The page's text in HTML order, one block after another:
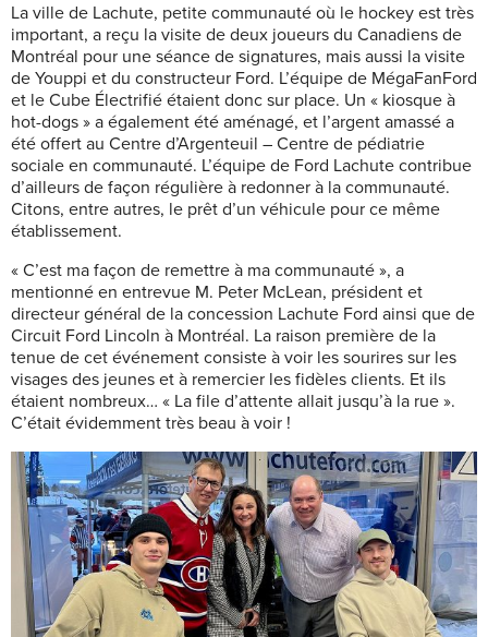
La ville de Lachute, petite communauté où le hockey est très
important, a reçu la visite de deux joueurs du Canadiens de
Montréal pour une séance de signatures, mais aussi la visite
de Youppi et du constructeur Ford. L’équipe de MégaFanFord
et le Cube Électrifié étaient donc sur place. Un « kiosque à
hot-dogs » a également été aménagé, et l’argent amassé a
été offert au Centre d’Argenteuil – Centre de pédiatrie
sociale en communauté. L’équipe de Ford Lachute contribue
d’ailleurs de façon régulière à redonner à la communauté.
Citons, entre autres, le prêt d’un véhicule pour ce même
établissement.
« C’est ma façon de remettre à ma communauté », a
mentionné en entrevue M. Peter McLean, président et
directeur général de la concession Lachute Ford ainsi que de
Circuit Ford Lincoln à Montréal. La raison première de la
tenue de cet événement consiste à voir les sourires sur les
visages des jeunes et à remercier les fidèles clients. Et ils
étaient nombreux… « La file d’attente allait jusqu’à la rue ».
C’était évidemment très beau à voir !